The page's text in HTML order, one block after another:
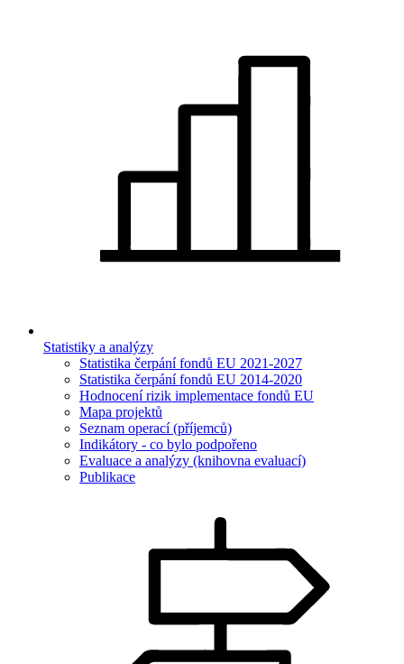
Statistiky a analýzy
Statistika čerpání fondů EU 2021-2027
Statistika čerpání fondů EU 2014-2020
Hodnocení rizik implementace fondů EU
Mapa projektů
Seznam operací (příjemců)
Indikátory - co bylo podpořeno
Evaluace a analýzy (knihovna evaluací)
Publikace